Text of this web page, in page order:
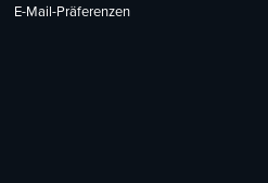
E-Mail-Präferenzen